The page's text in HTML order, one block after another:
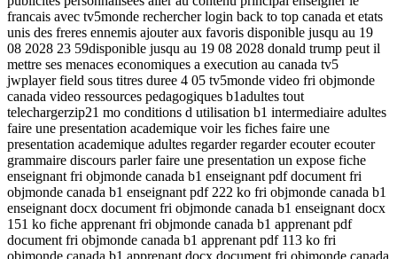
francais avec tv5monde rechercher login back to top canada et etats
unis des freres ennemis ajouter aux favoris disponible jusqu au 19
08 2028 23 59disponible jusqu au 19 08 2028 donald trump peut il
mettre ses menaces economiques a execution au canada tv5
jwplayer field sous titres duree 4 05 tv5monde video fri objmonde
canada video ressources pedagogiques b1adultes tout
telechargerzip21 mo conditions d utilisation b1 intermediaire adultes
faire une presentation academique voir les fiches faire une
presentation academique adultes regarder regarder ecouter ecouter
grammaire discours parler faire une presentation un expose fiche
enseignant fri objmonde canada b1 enseignant pdf document fri
objmonde canada b1 enseignant pdf 222 ko fri objmonde canada b1
enseignant docx document fri objmonde canada b1 enseignant docx
151 ko fiche apprenant fri objmonde canada b1 apprenant pdf
document fri objmonde canada b1 apprenant pdf 113 ko fri
objmonde canada b1 apprenant docx document fri objmonde canada